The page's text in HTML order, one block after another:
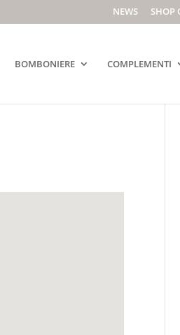
NEWS SHOP
BOMBONIERE COMPLEMENTI